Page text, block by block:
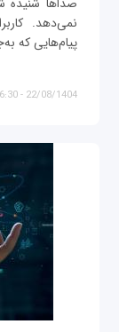
نمی‌دهد.
پیام‌هایی که
22/08/1404 - 16:30